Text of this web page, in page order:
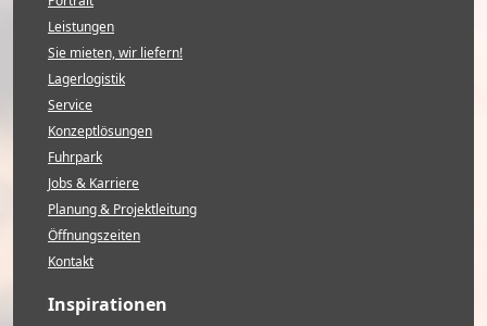
Leistungen
Sie mieten, wir liefern!
Lagerlogistik
Service
Konzeptlösungen
Fuhrpark
Jobs & Karriere
Planung & Projektleitung
Öffnungszeiten
Kontakt
Inspirationen